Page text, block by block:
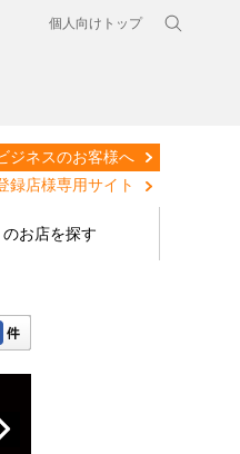
個人向けトップ
ジネスのお客様へ
録店様専用サイト
のお店を探す